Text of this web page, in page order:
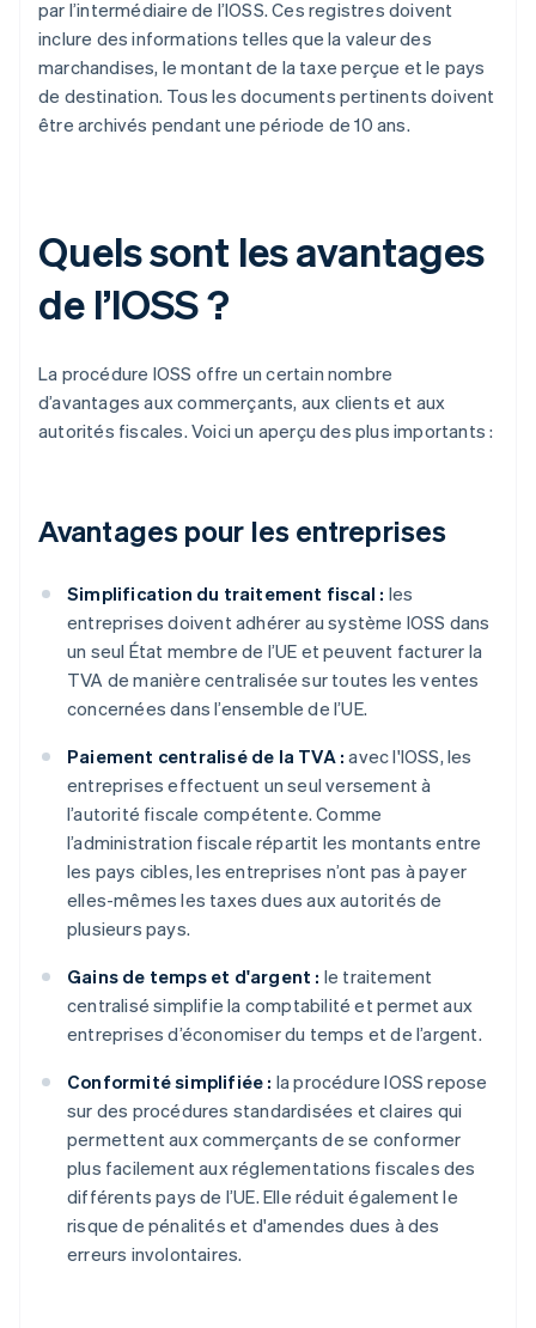
par l’intermédiaire de l’IOSS. Ces registres doivent
inclure des informations telles que la valeur des
marchandises, le montant de la taxe perçue et le pays
de destination. Tous les documents pertinents doivent
être archivés pendant une période de 10 ans.
Quels sont les avantages
de l’IOSS ?
La procédure IOSS offre un certain nombre
d’avantages aux commerçants, aux clients et aux
autorités fiscales. Voici un aperçu des plus importants :
Avantages pour les entreprises
Simplification du traitement fiscal : les
entreprises doivent adhérer au système IOSS dans
un seul État membre de l’UE et peuvent facturer la
TVA de manière centralisée sur toutes les ventes
concernées dans l’ensemble de l’UE.
Paiement centralisé de la TVA : avec l'IOSS, les
entreprises effectuent un seul versement à
l’autorité fiscale compétente. Comme
l’administration fiscale répartit les montants entre
les pays cibles, les entreprises n’ont pas à payer
elles-mêmes les taxes dues aux autorités de
plusieurs pays.
Gains de temps et d'argent : le traitement
centralisé simplifie la comptabilité et permet aux
entreprises d’économiser du temps et de l’argent.
Conformité simplifiée : la procédure IOSS repose
sur des procédures standardisées et claires qui
permettent aux commerçants de se conformer
plus facilement aux réglementations fiscales des
différents pays de l’UE. Elle réduit également le
risque de pénalités et d'amendes dues à des
erreurs involontaires.